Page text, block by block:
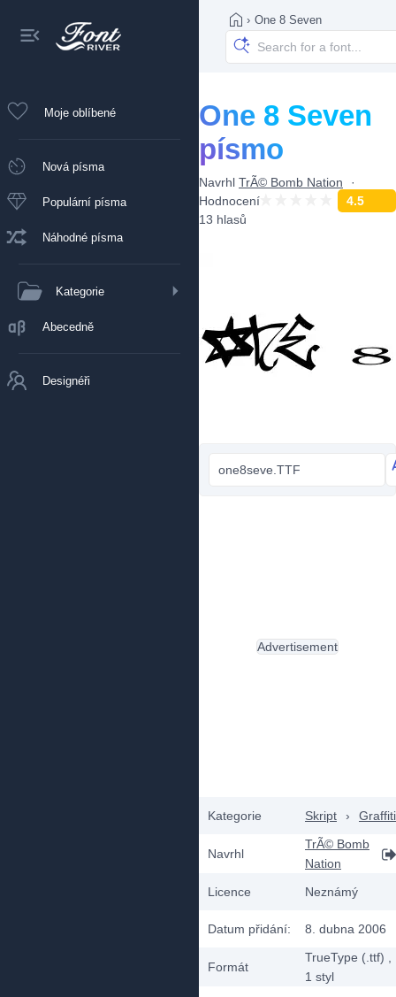
Moje oblíbené
Nová písma
Populární písma
Náhodné písma
Kategorie
Abecedně
Designéři
› One 8 Seven
One 8 Seven
písmo
Navrhl TrÃ© Bomb Nation
Hodnocení
4.5
13 hlasů
one8seve.TTF
Kategorie Skript › Graffiti
Navrhl
TrÃ© Bomb
Nation
Licence
Neznámý
Datum přidání: 8. dubna 2006
Formát
TrueType (.ttf)
1 styl
Advertisement